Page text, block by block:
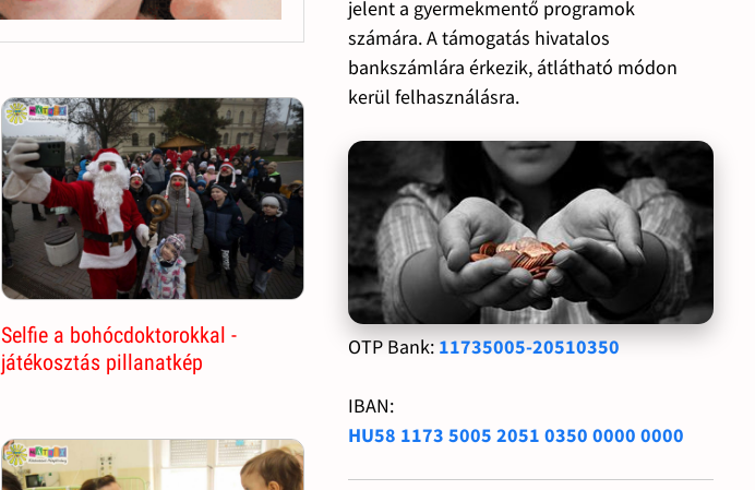
Selfie a bohócdoktorokkal -
játékosztás pillanatkép
jelent a gyermekmentő programok
számára. A támogatás hivatalos
bankszámlára érkezik, átlátható módon
kerül felhasználásra.
OTP Bank: 11735005-20510350
IBAN:
HU58 1173 5005 2051 0350 0000 0000